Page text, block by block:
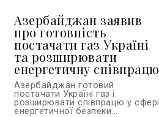
Азербайджан заявив
про готовність
постачати газ Україні
та розширювати
енергетичну співпрацю
Азербайджан готовий
постачати Україні газ і
розширювати співпрацю у сфері
енергетичної безпеки...